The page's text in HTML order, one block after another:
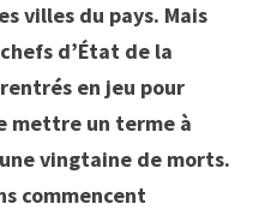
villes du pays. Mais
d’État de la
en jeu pour
mettre un terme à
vingtaine de morts.
commencent